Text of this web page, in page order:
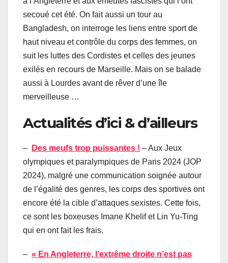
secoué cet été. On fait aussi un tour au
Bangladesh, on interroge les liens entre sport de
haut niveau et contrôle du corps des femmes, on
suit les luttes des Cordistes et celles des jeunes
exilés en recours de Marseille. Mais on se balade
aussi à Lourdes avant de rêver d’une île
merveilleuse …
Actualités d’ici & d’ailleurs
– Des meufs trop puissantes ! – Aux Jeux
olympiques et paralympiques de Paris 2024 (JOP
2024), malgré une communication soignée autour
de l’égalité des genres, les corps des sportives ont
encore été la cible d’attaques sexistes. Cette fois,
ce sont les boxeuses Imane Khelif et Lin Yu-Ting
qui en ont fait les frais.
– « En Angleterre, l’extrême droite n’est pas